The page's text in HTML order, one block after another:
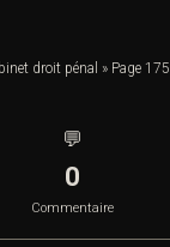
droit pénal » Page 175
💬
0
Commentaire